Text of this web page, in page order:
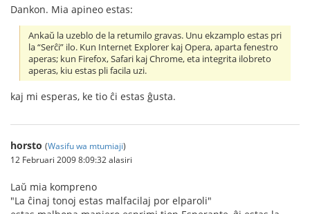
Dankon. Mia apineo estas:
Ankaŭ la uzeblo de la retumilo gravas. Unu ekzamplo estas pri
la “Serĉi” ilo. Kun Internet Explorer kaj Opera, aparta fenestro
aperas; kun Firefox, Safari kaj Chrome, eta integrita ilobreto
aperas, kiu estas pli facila uzi.
kaj mi esperas, ke tio ĉi estas ĝusta.
horsto (Wasifu wa mtumiaji)
12 Februari 2009 8:09:32 alasiri
Laŭ mia kompreno
"La ĉinaj tonoj estas malfacilaj por elparoli"